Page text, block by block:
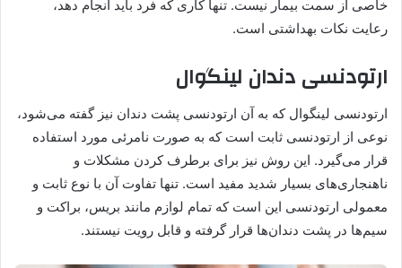
خاصی از سمت بیمار نیست. تنها کاری که فرد باید انجام دهد،
رعایت نکات بهداشتی است.
ارتودنسی دندان لینگوال
ارتودنسی لینگوال که به آن ارتودنسی پشت دندان نیز گفته می‌شود،
نوعی از ارتودنسی ثابت است که به صورت نامرئی مورد استفاده
قرار می‌گیرد. این روش نیز برای برطرف کردن مشکلات و
ناهنجاری‌های بسیار شدید مفید است. تنها تفاوت آن با نوع ثابت و
معمولی ارتودنسی این است که تمام لوازم مانند بریس، براکت و
سیم‌ها در پشت دندان‌ها قرار گرفته و قابل رویت نیستند.